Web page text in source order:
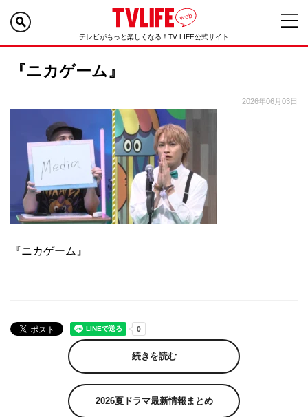
テレビがもっと楽しくなる！TV LIFE公式サイト
『ニカゲーム』
2026年06月03日
『ニカゲーム』
続きを読む
2026夏ドラマ最新情報まとめ